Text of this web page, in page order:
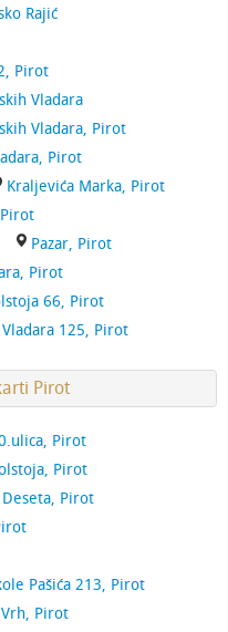
Rajić
Pirot
Vladara
Vladara, Pirot
Pirot
Kraljevića Marka, Pirot
Pazar, Pirot
Pirot
66, Pirot
125, Pirot
Pirot
Pirot
Pirot
Deseta, Pirot
Pašića 213, Pirot
Pirot